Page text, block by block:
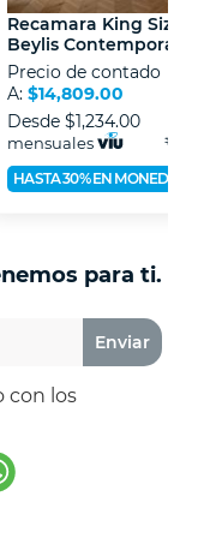
Recamara King Size
Beylis
Café
Precio de contado
A: $14,809.00
Desde $1,234.00
mensuales
HASTA 30% EN MONEDERO
para ti.
Enviar
con los